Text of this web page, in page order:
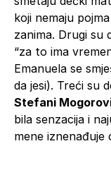
koji nemaju
zanima. Drugi su
“za to ima
Emanuela se
da jesi). Treći su
Stefani
bila senzacija i
mene